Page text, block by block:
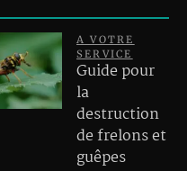
A VOTRE
SERVICE
Guide pour
la
destruction
de frelons et
guêpes